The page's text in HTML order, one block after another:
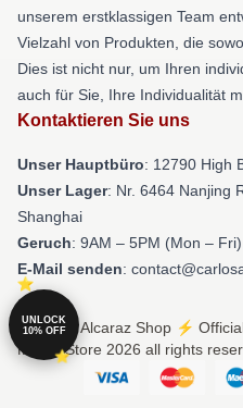
unserem erstklassigen Team
Vielzahl von Produkten, die
Dies ist nicht nur, um Ihren
auch für Sie, Ihre Individualität
Kontaktieren Sie uns
Unser Hauptbüro: 12790 High
Unser Lager: Nr. 6464 Nanjing
Shanghai
Geruch: 9AM – 5PM (Mon – Fri)
E-Mail senden:
© Carlos Alcaraz Shop ⚡️
Merch Store 2026 all rights
UNLOCK
10% OFF